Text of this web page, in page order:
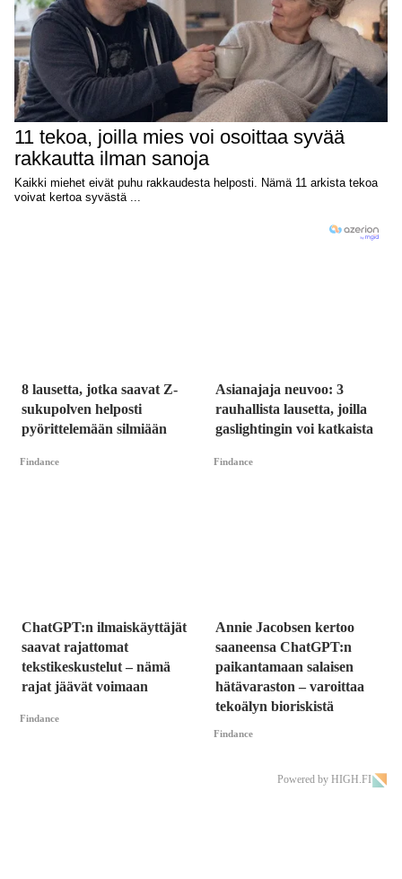
8 lausetta, jotka saavat Z-
sukupolven helposti
pyörittelemään silmiään
Findance
Asianajaja neuvoo: 3
rauhallista lausetta, joilla
gaslightingin voi katkaista
Findance
ChatGPT:n ilmaiskäyttäjät
saavat rajattomat
tekstikeskustelut – nämä
rajat jäävät voimaan
Findance
Annie Jacobsen kertoo
saaneensa ChatGPT:n
paikantamaan salaisen
hätävaraston – varoittaa
tekoälyn bioriskistä
Findance
Powered by HIGH.FI